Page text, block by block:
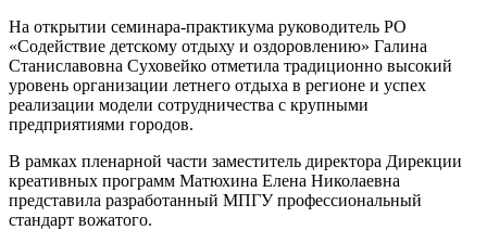
На открытии семинара-практикума руководитель РО
«Содействие детскому отдыху и оздоровлению» Галина
Станиславовна Суховейко отметила традиционно высокий
уровень организации летнего отдыха в регионе и успех
реализации модели сотрудничества с крупными
предприятиями городов.
В рамках пленарной части заместитель директора Дирекции
креативных программ Матюхина Елена Николаевна
представила разработанный МПГУ профессиональный
стандарт вожатого.